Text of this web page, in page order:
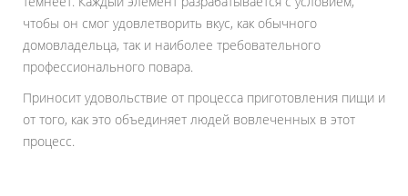
чтобы он смог удовлетворить вкус, как обычного
домовладельца, так и наиболее требовательного
профессионального повара.
Приносит удовольствие от процесса приготовления пищи и
от того, как это объединяет людей вовлеченных в этот
процесс.